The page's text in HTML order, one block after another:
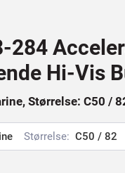
284
Hi-Vis
Størrelse: C50 /
Størrelse: C50 / 82